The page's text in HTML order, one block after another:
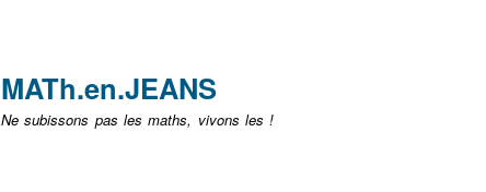
MATh.en.JEANS
Ne subissons pas les maths, vivons les !